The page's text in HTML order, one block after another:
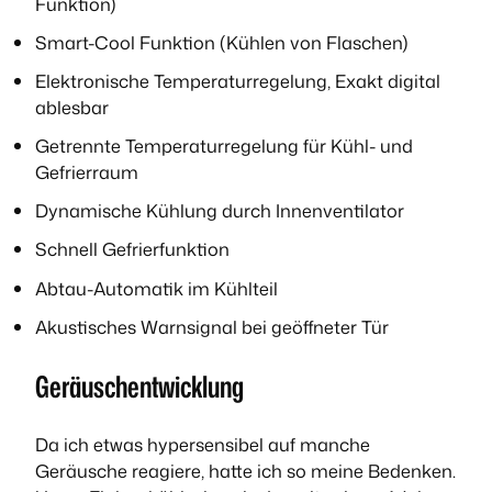
Smart-Cool Funktion (Kühlen von Flaschen)
Elektronische Temperaturregelung, Exakt digital
ablesbar
Getrennte Temperaturregelung für Kühl- und
Gefrierraum
Dynamische Kühlung durch Innenventilator
Schnell Gefrierfunktion
Abtau-Automatik im Kühlteil
Akustisches Warnsignal bei geöffneter Tür
Geräuschentwicklung
Da ich etwas hypersensibel auf manche
Geräusche reagiere, hatte ich so meine Bedenken.